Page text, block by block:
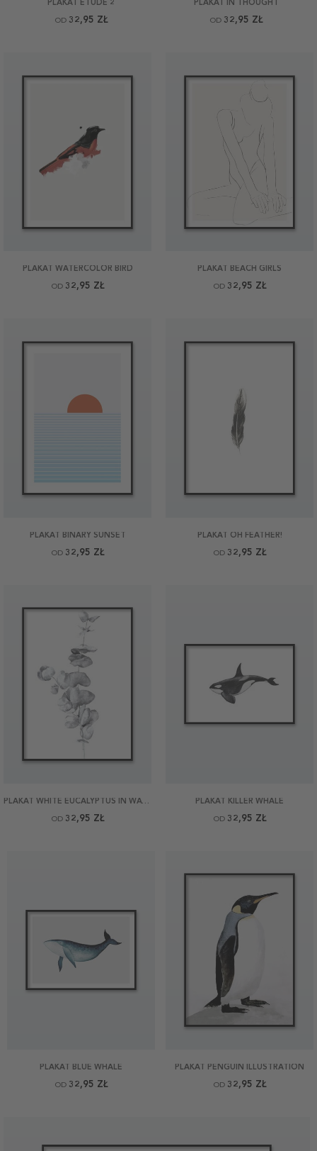
PLAKAT ETUDE 2
OD 32,95 ZŁ
PLAKAT IN THOUGHT
OD 32,95 ZŁ
PLAKAT WATERCOLOR BIRD
OD 32,95 ZŁ
PLAKAT BEACH GIRLS
OD 32,95 ZŁ
PLAKAT BINARY SUNSET
OD 32,95 ZŁ
PLAKAT OH FEATHER!
OD 32,95 ZŁ
OD 32,95 ZŁ
PLAKAT KILLER WHALE
OD 32,95 ZŁ
PLAKAT BLUE WHALE
OD 32,95 ZŁ
PLAKAT PENGUIN ILLUSTRATION
OD 32,95 ZŁ